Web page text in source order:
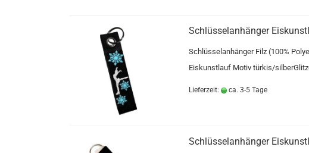
Schlüsselanhänger
Schlüsselanhänger Filz (100%
Eiskunstlauf Motiv türkis/
Lieferzeit: ca. 3-5 Tage
Schlüsselanhänger